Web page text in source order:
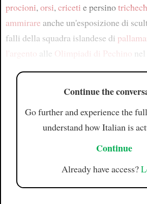
procioni, orsi, criceti e persino
ammirareanche un'esposizione di
falli della squadra islandese di
l'argento
alle Olimpiadi di Pechino
Continue the
Go further and experience the
understand how Italian is
Continue
Already have access?